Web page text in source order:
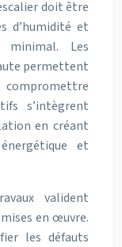
doit être
d’humidité et
minimal. Les
permettent
s’intègrent
en créant
et
valident
en œuvre.
les défauts